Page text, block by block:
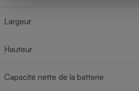
Largeur
Hauteur
Capacité nette de la batterie